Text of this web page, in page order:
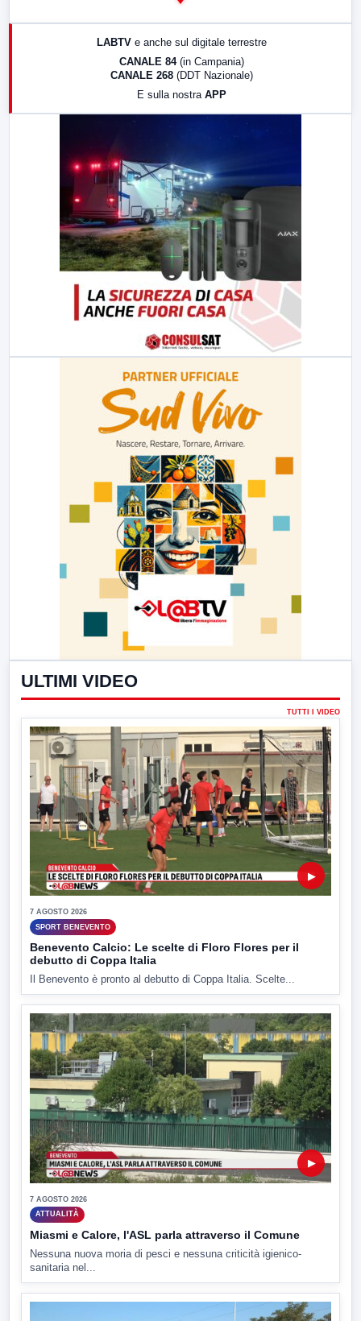
LABTV e anche sul digitale terrestre
CANALE 84 (in Campania)
CANALE 268 (DDT Nazionale)
E sulla nostra APP
ULTIMI VIDEO
TUTTI I VIDEO
▶
7 AGOSTO 2026
SPORT BENEVENTO
Benevento Calcio: Le scelte di Floro Flores per il
debutto di Coppa Italia
Il Benevento è pronto al debutto di Coppa Italia. Scelte...
▶
7 AGOSTO 2026
ATTUALITÀ
Miasmi e Calore, l'ASL parla attraverso il Comune
Nessuna nuova moria di pesci e nessuna criticità igienico-
sanitaria nel...